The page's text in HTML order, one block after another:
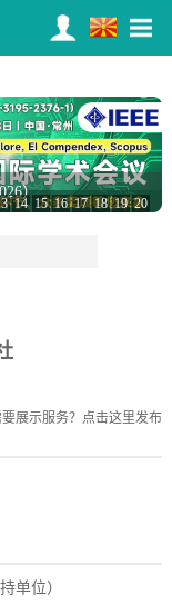
）
14 15 16 17 18 19 20
展示服务？ 点击这里发布
单位）